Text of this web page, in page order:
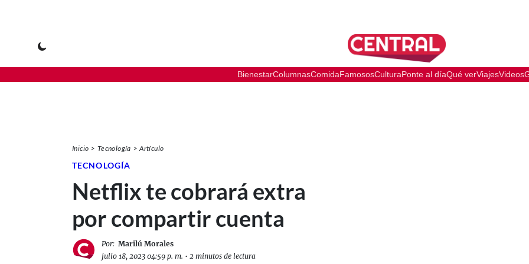
BienestarColumnasComidaFamososCulturaPonte al díaQué verViajesVideos
Inicio Tecnología Artículo
TECNOLOGÍA
Netflix te cobrará extra
por compartir cuenta
Por: Marilú Morales
julio 18, 2023 04:59 p. m. • 2 minutos de lectura